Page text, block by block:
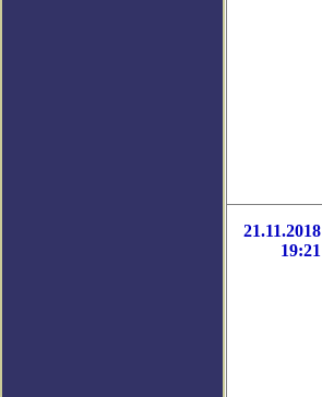
21.11.2018
19:21